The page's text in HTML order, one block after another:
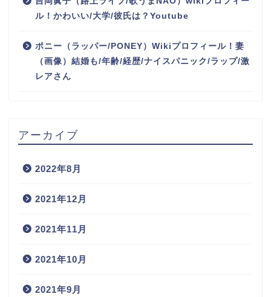
ル！かわいい/大学/彼氏は？Youtube
ポニー（ラッパー/PONEY）Wikiプロフィール！妻
（画像）結婚も/年齢/経歴/ナイスパニック/ラップ/激
レアさん
アーカイブ
2022年8月
2021年12月
2021年11月
2021年10月
2021年9月